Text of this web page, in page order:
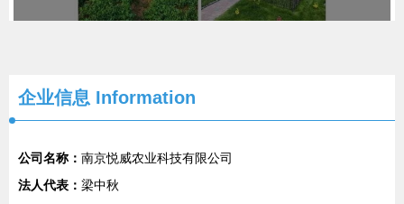
企业信息 Information
公司名称： 南京悦威农业科技有限公司
法人代表： 梁中秋